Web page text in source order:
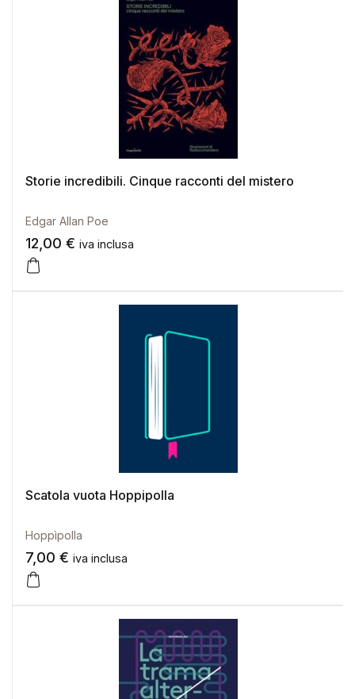
Storie incredibili. Cinque racconti del mistero
Edgar Allan Poe
12,00 € iva inclusa
Scatola vuota Hoppipolla
Hoppìpolla
7,00 € iva inclusa